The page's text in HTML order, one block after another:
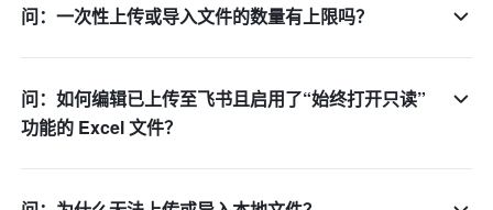
问：一次性上传或导入文件的数量有上限吗？
问：如何编辑已上传至飞书且启用了“始终打开只读”
功能的 Excel 文件？